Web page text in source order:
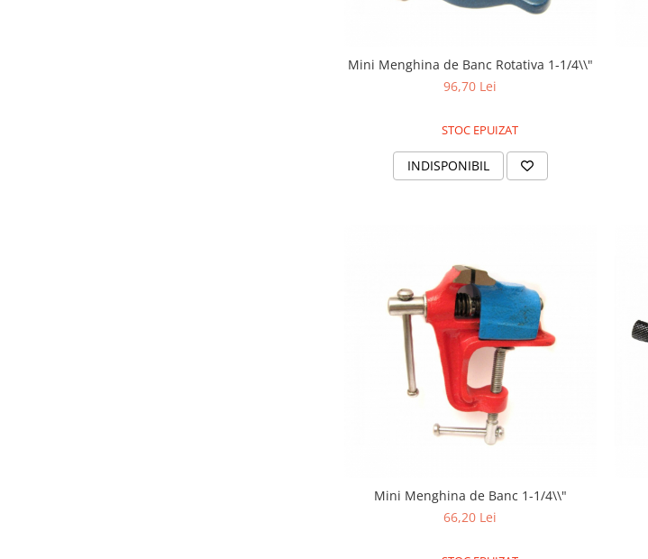
Mini Menghina de Banc Rotativa 1-1/4\\"
96,70 Lei
STOC EPUIZAT
INDISPONIBIL
Mini Menghina de Banc 1-1/4\\"
66,20 Lei